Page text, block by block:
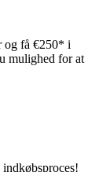
og få €250* i
mulighed for at